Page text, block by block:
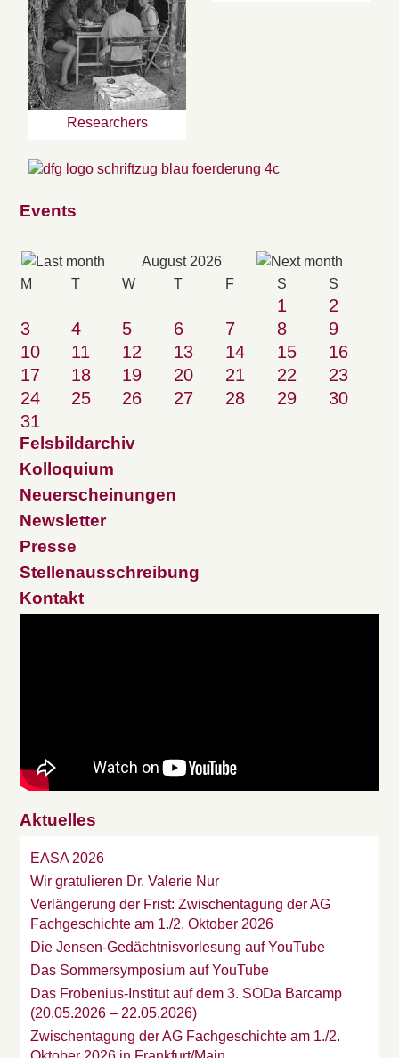
Researchers
Events
August 2026
M T W T F S S
1
2
3
4 5 6 7 8
9
10
11 12 13 14 15
16
17
18 19 20 21 22
23
24
25 26 27 28 29
30
31
Felsbildarchiv
Kolloquium
Neuerscheinungen
Newsletter
Presse
Stellenausschreibung
Kontakt
Aktuelles
EASA 2026
Wir gratulieren Dr. Valerie Nur
Verlängerung der Frist: Zwischentagung der AG
Fachgeschichte am 1./2. Oktober 2026
Die Jensen-Gedächtnisvorlesung auf YouTube
Das Sommersymposium auf YouTube
Das Frobenius-Institut auf dem 3. SODa Barcamp
(20.05.2026 – 22.05.2026)
Zwischentagung der AG Fachgeschichte am 1./2.